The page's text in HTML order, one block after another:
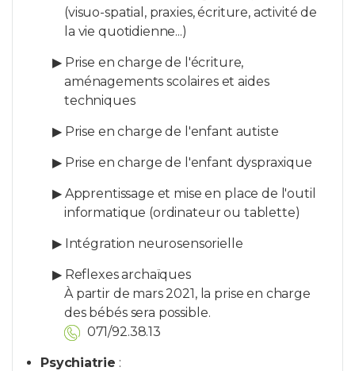
(visuo-spatial, praxies, écriture, activité de
la vie quotidienne...)
▶ Prise en charge de l'écriture,
aménagements scolaires et aides
techniques
▶ Prise en charge de l'enfant autiste
▶ Prise en charge de l'enfant dyspraxique
▶ Apprentissage et mise en place de l'outil
informatique (ordinateur ou tablette)
▶ Intégration neurosensorielle
▶ Reflexes archaïques
À partir de mars 2021, la prise en charge
des bébés sera possible.
071/92.38.13
Psychiatrie :